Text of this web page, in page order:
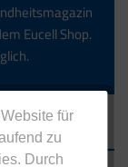
für
zu
Durch
Eucell Shop.